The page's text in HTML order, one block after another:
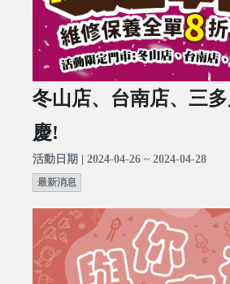
冬山店、台南店、三
慶!
活動日期 | 2024-04-26 ~ 2024-04-28
最新消息